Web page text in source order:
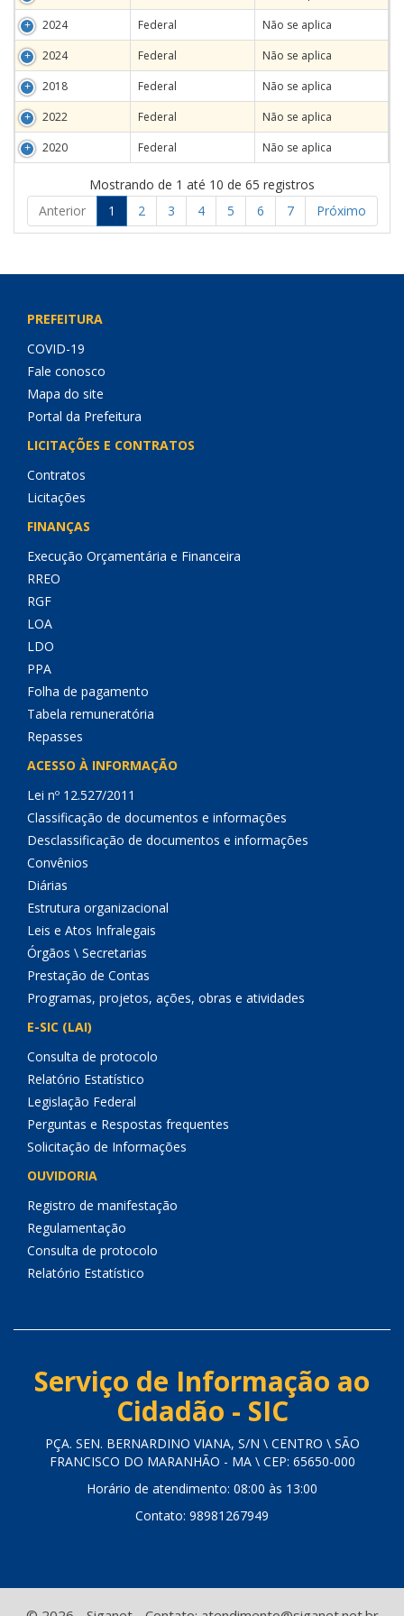
2024
Federal
Não se aplica
2024
Federal
Não se aplica
2018
Federal
Não se aplica
2022
Federal
Não se aplica
2020
Federal Não se aplica
Mostrando de 1 até 10 de 65 registros
Anterior
1 2 3 4 5 6 7 Próximo
PREFEITURA
COVID-19
Fale conosco
Mapa do site
Portal da Prefeitura
LICITAÇÕES E CONTRATOS
Contratos
Licitações
FINANÇAS
Execução Orçamentária e Financeira
RREO
RGF
LOA
LDO
PPA
Folha de pagamento
Tabela remuneratória
Repasses
ACESSO À INFORMAÇÃO
Lei nº 12.527/2011
Classificação de documentos e informações
Desclassificação de documentos e informações
Convênios
Diárias
Estrutura organizacional
Leis e Atos Infralegais
Órgãos \ Secretarias
Prestação de Contas
Programas, projetos, ações, obras e atividades
E-SIC (LAI)
Consulta de protocolo
Relatório Estatístico
Legislação Federal
Perguntas e Respostas frequentes
Solicitação de Informações
OUVIDORIA
Registro de manifestação
Regulamentação
Consulta de protocolo
Relatório Estatístico
Serviço de Informação ao
Cidadão - SIC
PÇA. SEN. BERNARDINO VIANA, S/N \ CENTRO \ SÃO
FRANCISCO DO MARANHÃO - MA \ CEP: 65650-000
Horário de atendimento: 08:00 às 13:00
Contato: 98981267949